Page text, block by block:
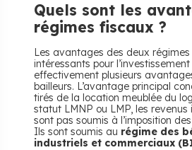
Quels sont les
régimes fiscaux ?
Les avantages des deux
intéressants pour
effectivement plusieurs
bailleurs. L’avantage principal
tirés de la location meublée du
statut LMNP ou LMP, les revenus
sont pas soumis à l’imposition
Ils sont soumis au régime des
industriels et commerciaux